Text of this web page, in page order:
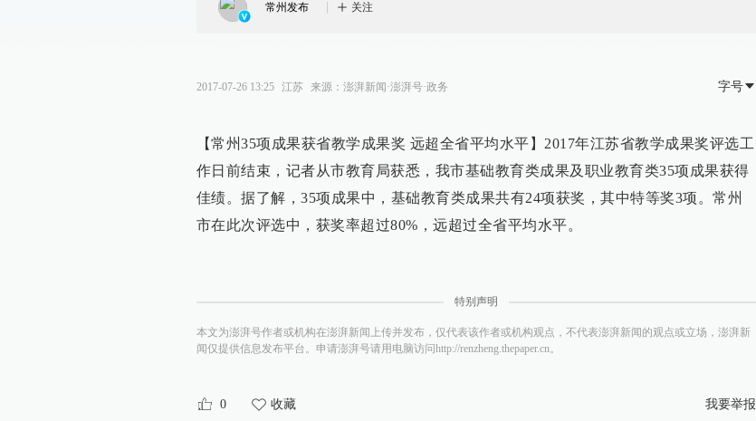
常州发布 关注
2017-07-26 13:25 江苏 来源： 澎湃新闻·澎湃号·政务 字号
【常州35项成果获省教学成果奖 远超全省平均水平】2017年江苏省教学成果奖评选工
作日前结束，记者从市教育局获悉，我市基础教育类成果及职业教育类35项成果获得
佳绩。据了解，35项成果中，基础教育类成果共有24项获奖，其中特等奖3项。常州
市在此次评选中，获奖率超过80%，远超过全省平均水平。
特别声明
本文为澎湃号作者或机构在澎湃新闻上传并发布，仅代表该作者或机构观点，不代表澎湃新闻的观点或立场，澎湃新
闻仅提供信息发布平台。申请澎湃号请用电脑访问http://renzheng.thepaper.cn。
0 收藏 我要举报